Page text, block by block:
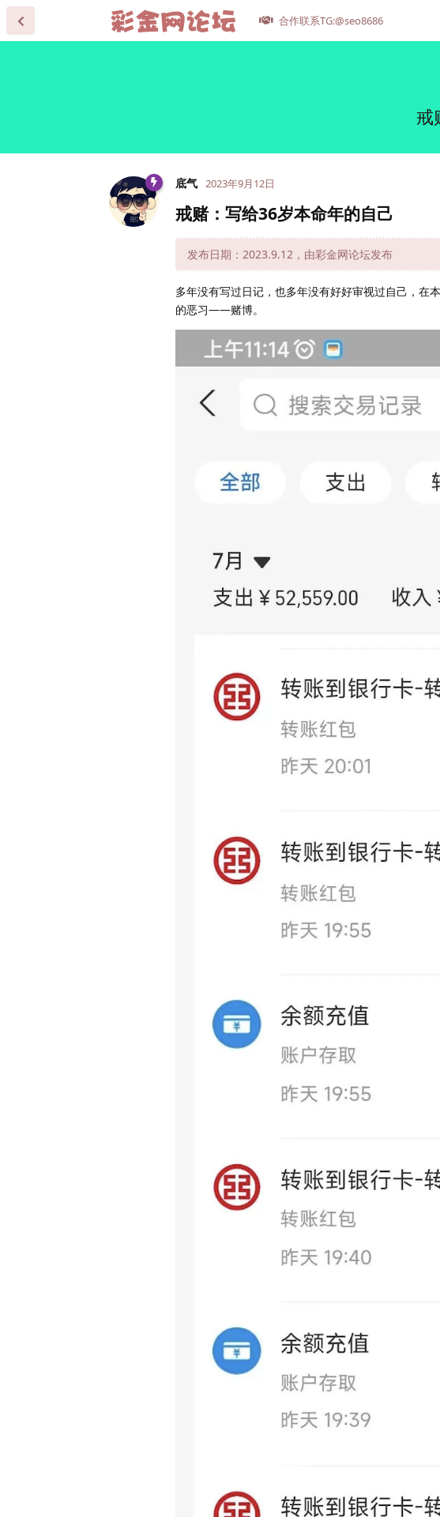
合作联系TG:@seo8686
戒
底气 2023年9月12日
戒赌：写给36岁本命年的自己
发布日期：2023.9.12，由彩金网论坛发布
多年没有写过日记，也多年没有好好审视过自己，在
的恶习——赌博。